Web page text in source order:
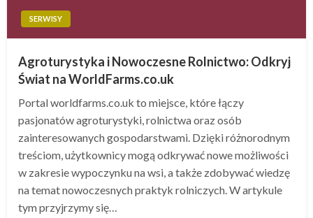
SERWISY
Agroturystyka i Nowoczesne Rolnictwo: Odkryj
Świat na WorldFarms.co.uk
Portal worldfarms.co.uk to miejsce, które łączy
pasjonatów agroturystyki, rolnictwa oraz osób
zainteresowanych gospodarstwami. Dzięki różnorodnym
treściom, użytkownicy mogą odkrywać nowe możliwości
w zakresie wypoczynku na wsi, a także zdobywać wiedzę
na temat nowoczesnych praktyk rolniczych. W artykule
tym przyjrzymy się…